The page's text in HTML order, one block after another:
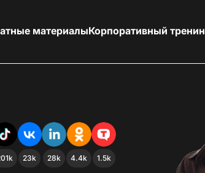
материалыКорпоративный
23k 28k 4.4k 1.5k